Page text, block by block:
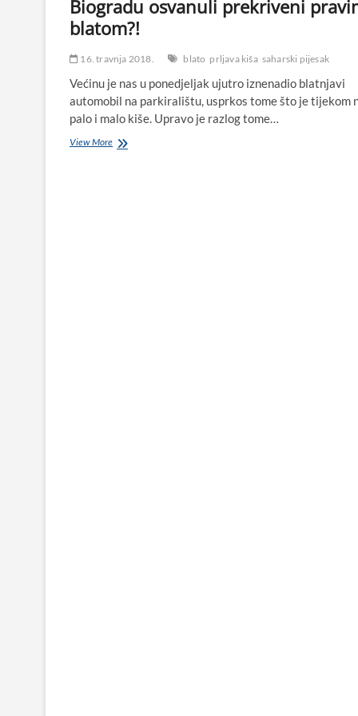
Biogradu osvanuli prekriveni
blatom?!
16. travnja 2018. blato prljava kiša saharski pijesak
Većinu je nas u ponedjeljak ujutro iznenadio blatnjavi
automobil na parkiralištu, usprkos tome što je tijekom
palo i malo kiše. Upravo je razlog tome…
View MoreU